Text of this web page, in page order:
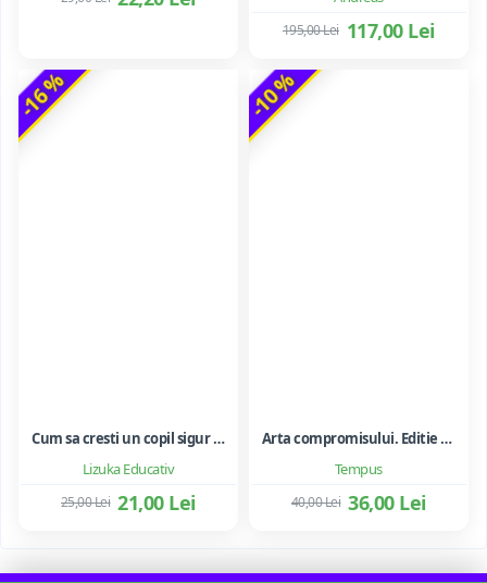
117,00 Lei
195,00 Lei
-16 %
Lizuka Educativ
Cum sa cresti un copil sigur de sine ... si sa-i consolidezi autostima
21,00 Lei
25,00 Lei
-10 %
Tempus
Arta compromisului. Editie ne varietur - Ileana Vulpescu
36,00 Lei
40,00 Lei